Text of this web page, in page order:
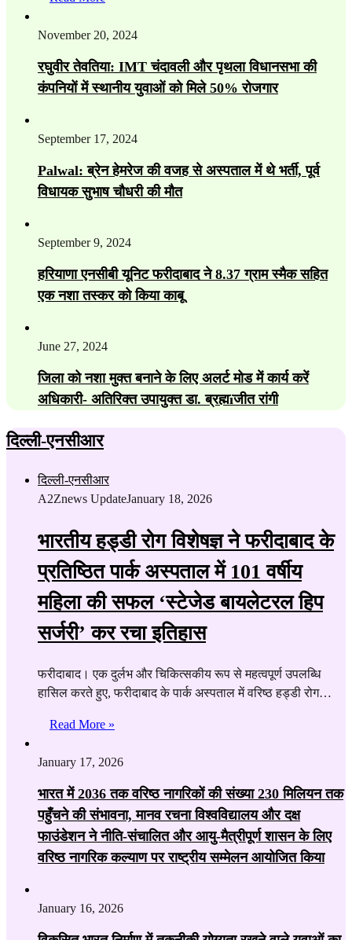
November 20, 2024
रघुवीर तेवतिया: IMT चंदावली और पृथला विधानसभा की
कंपनियों में स्थानीय युवाओं को मिले 50% रोजगार
September 17, 2024
Palwal: ब्रेन हेमरेज की वजह से अस्पताल में थे भर्ती, पूर्व
विधायक सुभाष चौधरी की मौत
September 9, 2024
हरियाणा एनसीबी यूनिट फरीदाबाद ने 8.37 ग्राम स्मैक सहित
एक नशा तस्कर को किया काबू
June 27, 2024
जिला को नशा मुक्त बनाने के लिए अलर्ट मोड में कार्य करें
अधिकारी- अतिरिक्त उपायुक्त डा. ब्रह्मïजीत रांगी
दिल्ली-एनसीआर
दिल्ली-एनसीआर
A2Znews UpdateJanuary 18, 2026
भारतीय हड्डी रोग विशेषज्ञ ने फरीदाबाद के
प्रतिष्ठित पार्क अस्पताल में 101 वर्षीय
महिला की सफल ‘स्टेजेड बायलेटरल हिप
सर्जरी’ कर रचा इतिहास
फरीदाबाद। एक दुर्लभ और चिकित्सकीय रूप से महत्वपूर्ण उपलब्धि
हासिल करते हुए, फरीदाबाद के पार्क अस्पताल में वरिष्ठ हड्डी रोग…
Read More »
January 17, 2026
भारत में 2036 तक वरिष्ठ नागरिकों की संख्या 230 मिलियन तक
पहुँचने की संभावना, मानव रचना विश्वविद्यालय और दक्ष
फाउंडेशन ने नीति-संचालित और आयु-मैत्रीपूर्ण शासन के लिए
वरिष्ठ नागरिक कल्याण पर राष्ट्रीय सम्मेलन आयोजित किया
January 16, 2026